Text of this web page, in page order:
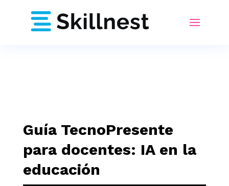
Guía TecnoPresente
para docentes: IA en la
educación